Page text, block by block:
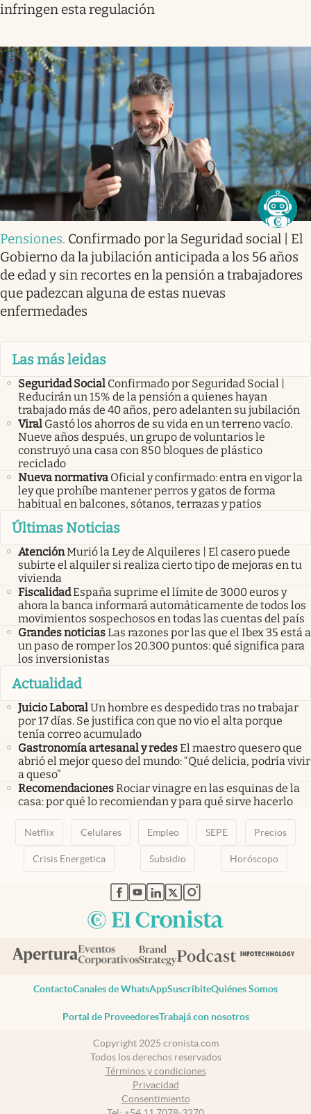
infringen esta regulación
Pensiones. Confirmado por la Seguridad social | El
Gobierno da la jubilación anticipada a los 56 años
de edad y sin recortes en la pensión a trabajadores
que padezcan alguna de estas nuevas
enfermedades
Las más leidas
Seguridad Social Confirmado por Seguridad Social |
Reducirán un 15% de la pensión a quienes hayan
trabajado más de 40 años, pero adelanten su jubilación
Viral Gastó los ahorros de su vida en un terreno vacío.
Nueve años después, un grupo de voluntarios le
construyó una casa con 850 bloques de plástico
reciclado
Nueva normativa Oficial y confirmado: entra en vigor la
ley que prohíbe mantener perros y gatos de forma
habitual en balcones, sótanos, terrazas y patios
Últimas Noticias
AtenciónMurió la Ley de Alquileres | El casero puede
subirte el alquiler si realiza cierto tipo de mejoras en tu
vivienda
FiscalidadEspaña suprime el límite de 3000 euros y
ahora la banca informará automáticamente de todos los
movimientos sospechosos en todas las cuentas del país
Grandes noticiasLas razones por las que el Ibex 35 está a
un paso de romper los 20.300 puntos: qué significa para
los inversionistas
Actualidad
Juicio LaboralUn hombre es despedido tras no trabajar
por 17 días. Se justifica con que no vio el alta porque
tenía correo acumulado
Gastronomía artesanal y redesEl maestro quesero que
abrió el mejor queso del mundo: “Qué delicia, podría vivir
a queso”
RecomendacionesRociar vinagre en las esquinas de la
casa: por qué lo recomiendan y para qué sirve hacerlo
Netflix Celulares Empleo SEPE Precios
Crisis Energetica Subsidio Horóscopo
abre en nueva pestaña
abre en nueva pestaña
abre en nueva pestaña
abre en nueva pestaña
abre en nueva pestaña
ContactoCanales de WhatsAppSuscribiteQuiénes Somos
Portal de ProveedoresTrabajá con nosotros
Copyright 2025 cronista.com
Todos los derechos reservados
Términos y condiciones
Privacidad
Consentimiento